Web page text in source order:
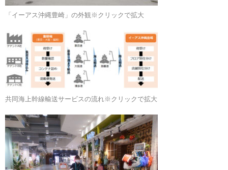
「イーアス沖縄豊崎」の外観※クリックで拡大
共同海上幹線輸送サービスの流れ※クリックで拡大